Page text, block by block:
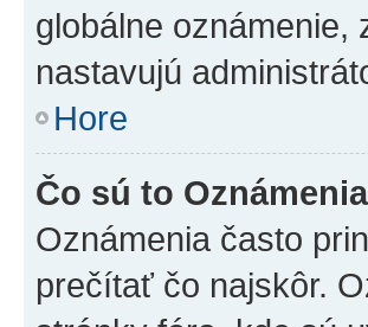
globálne oznámenie,
nastavujú
Hore
Čo sú to
Oznámenia často
prečítať čo najskôr.